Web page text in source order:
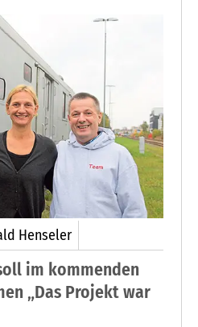
Henseler
im kommenden
„Das Projekt war